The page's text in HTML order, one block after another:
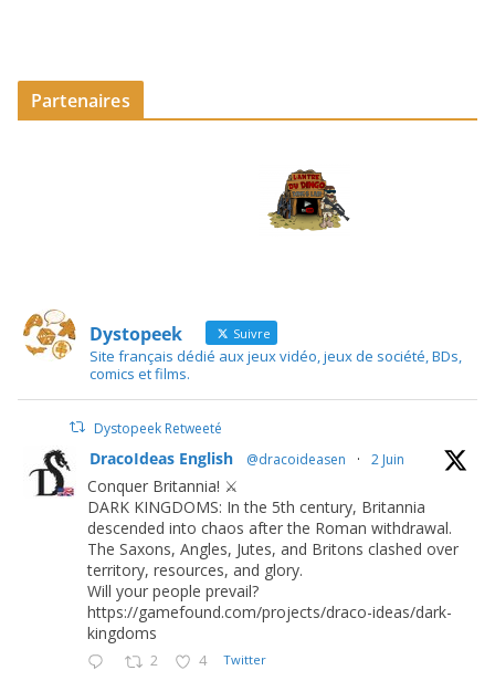
Partenaires
Dystopeek Suivre
Site français dédié aux jeux vidéo, jeux de société, BDs,
comics et films.
Dystopeek Retweeté
DracoIdeas English @dracoideasen · 2 Juin
Conquer Britannia! ⚔️
DARK KINGDOMS: In the 5th century, Britannia
descended into chaos after the Roman withdrawal.
The Saxons, Angles, Jutes, and Britons clashed over
territory, resources, and glory.
Will your people prevail?
https://gamefound.com/projects/draco-ideas/dark-
kingdoms
2 4 Twitter